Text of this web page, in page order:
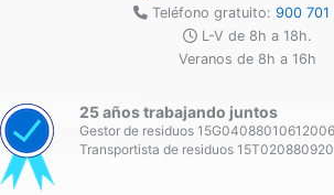
Teléfono gratuito: 900 701
L-V de 8h a 18h.
Veranos de 8h a 16h
25 años trabajando juntos
Gestor de residuos 15G04088010612006
Transportista de residuos